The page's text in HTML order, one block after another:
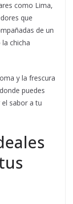
como Lima,
que
de un
chicha
y la frescura
puedes
sabor a tu